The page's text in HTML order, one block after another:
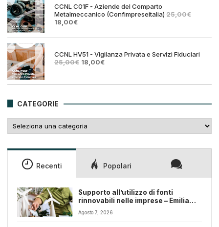
CCNL C01F - Aziende del Comparto
Metalmeccanico (Confimpreseitalia) 25,00€
Il
originale
25,00€.
18,00€Il
attuale
18,00€.
CCNL HV51 - Vigilanza Privata e Servizi Fiduciari
25,00€ Il
era:
18,00€Il
è:
CATEGORIE
Recenti Popolari
Supporto all’utilizzo di fonti
rinnovabili nelle imprese – Emilia
Romagna
Agosto 7, 2026